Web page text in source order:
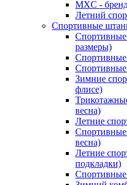
MXC -
Летний
Спортивные
размеры)
Спортивные
Зимние
флисе)
весна)
Летние
весна)
Летние
подкладки)